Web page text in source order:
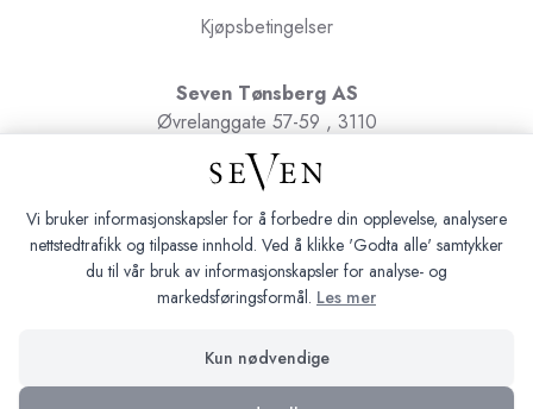
Kjøpsbetingelser
Seven Tønsberg AS
Øvrelanggate 57-59 , 3110
Tønsberg
Org.nr. 991091580
Vi bruker informasjonskapsler for å forbedre din opplevelse, analysere
nettstedtrafikk og tilpasse innhold. Ved å klikke 'Godta alle' samtykker
du til vår bruk av informasjonskapsler for analyse- og
markedsføringsformål. Les mer
Kun nødvendige